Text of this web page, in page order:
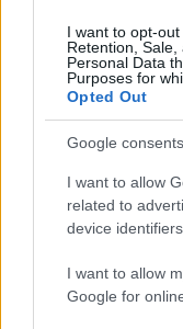
I want to opt-out
Retention,
Personal Data
Purposes for
Opted Out
Google consents
I want to allow
related to
device
I want to allow
Google for
HÍRADÓ #